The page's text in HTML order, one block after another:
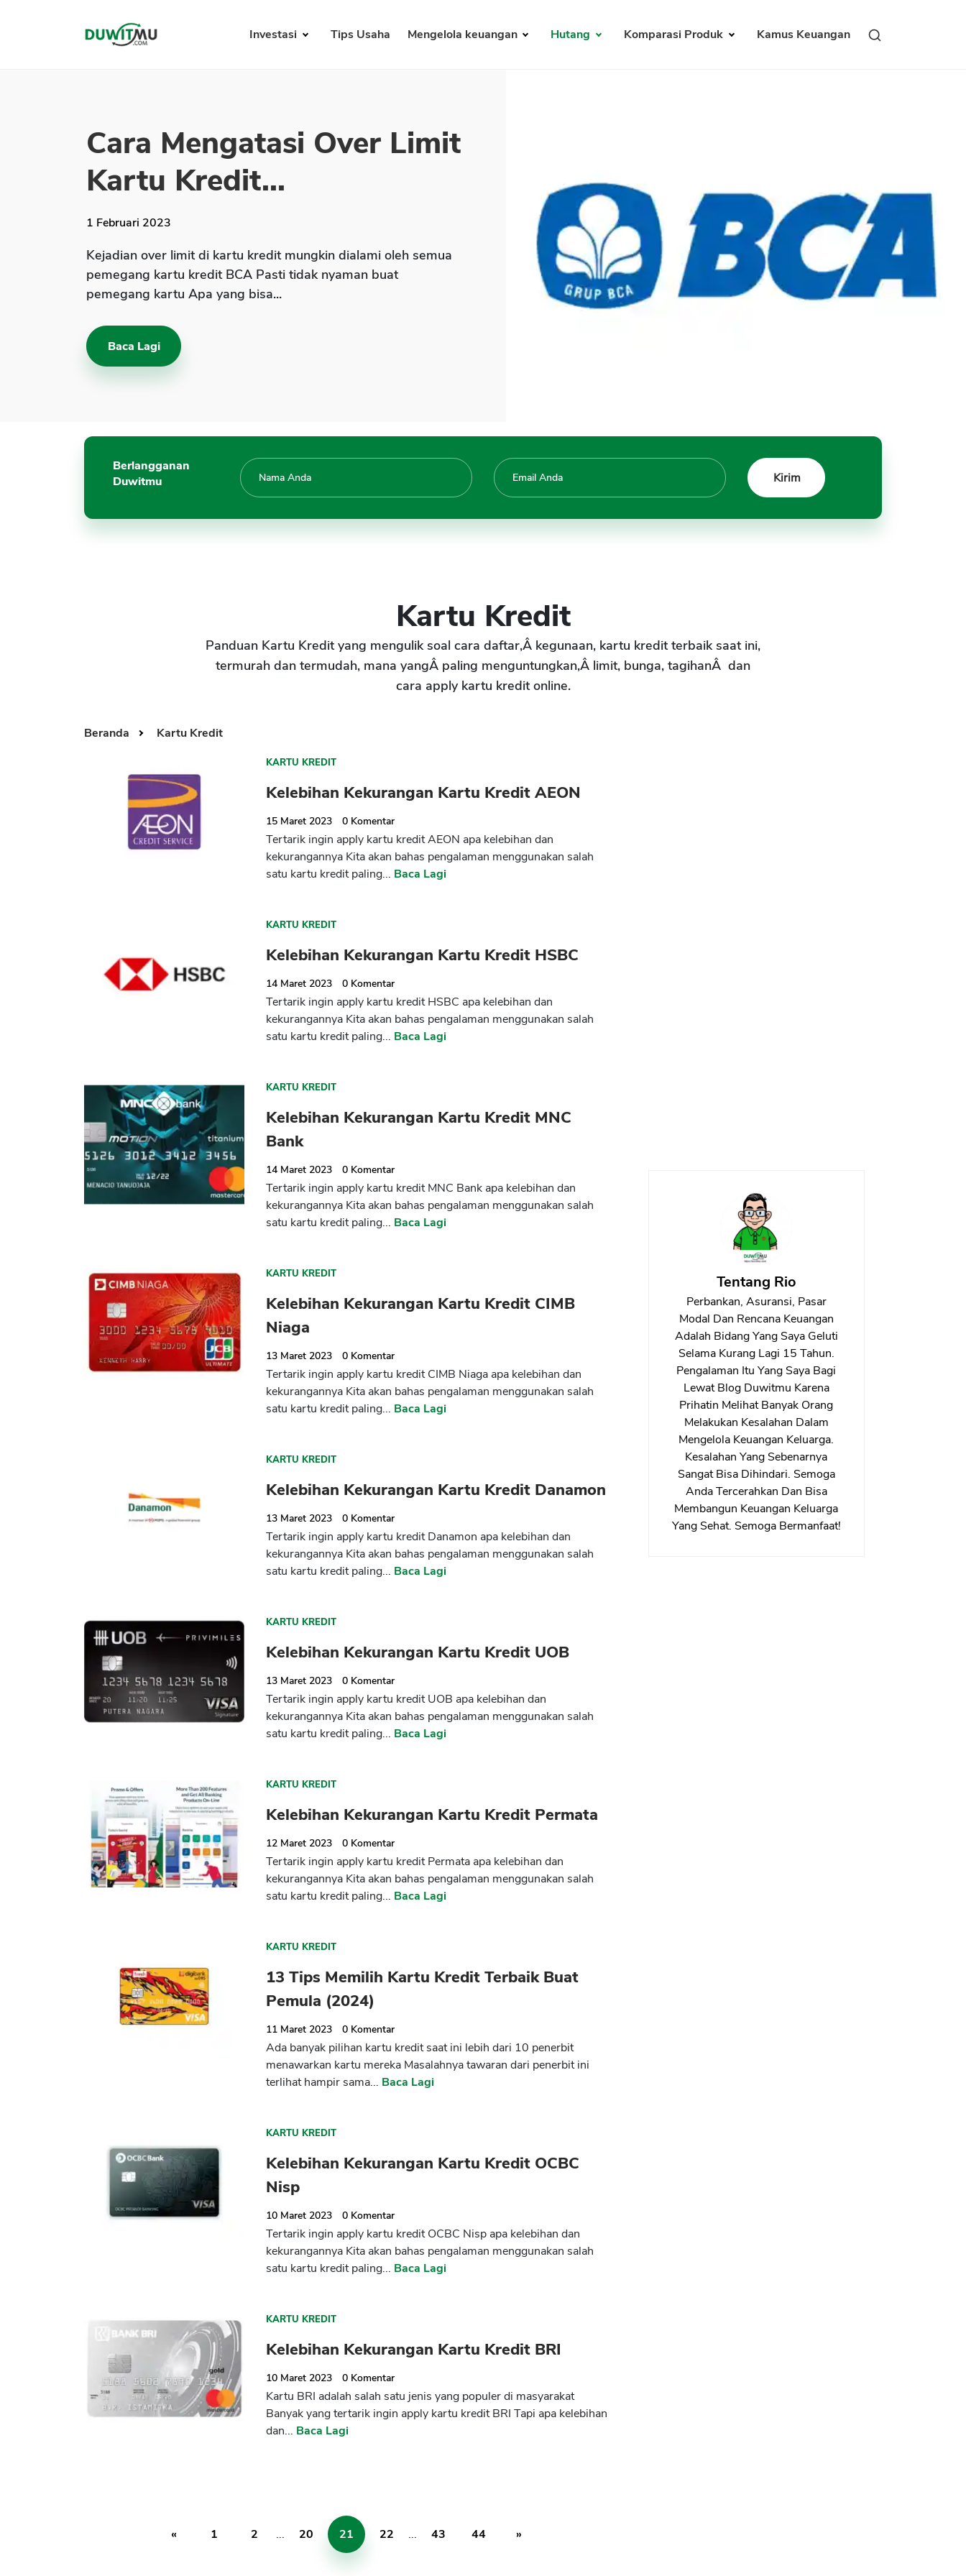
Investasi Tips Usaha Mengelola keuangan Hutang Komparasi Produk Kamus Keuangan
Cara Mengatasi Over Limit
Kartu Kredit...
1 Februari 2023
Kejadian over limit di kartu kredit mungkin dialami oleh semua
pemegang kartu kredit BCA Pasti tidak nyaman buat
pemegang kartu Apa yang bisa...
Baca Lagi
Berlangganan
Duwitmu
Kartu Kredit
Panduan Kartu Kredit yang mengulik soal cara daftar,Â kegunaan, kartu kredit terbaik saat ini,
termurah dan termudah, mana yangÂ paling menguntungkan,Â limit, bunga, tagihanÂ dan
cara apply kartu kredit online.
Beranda Kartu Kredit
KARTU KREDIT
Kelebihan Kekurangan Kartu Kredit AEON
15 Maret 2023 0 Komentar
Tertarik ingin apply kartu kredit AEON apa kelebihan dan
kekurangannya Kita akan bahas pengalaman menggunakan salah
satu kartu kredit paling... Baca Lagi
KARTU KREDIT
Kelebihan Kekurangan Kartu Kredit HSBC
14 Maret 2023 0 Komentar
Tertarik ingin apply kartu kredit HSBC apa kelebihan dan
kekurangannya Kita akan bahas pengalaman menggunakan salah
satu kartu kredit paling... Baca Lagi
KARTU KREDIT
Kelebihan Kekurangan Kartu Kredit MNC
Bank
14 Maret 2023 0 Komentar
Tertarik ingin apply kartu kredit MNC Bank apa kelebihan dan
kekurangannya Kita akan bahas pengalaman menggunakan salah
satu kartu kredit paling... Baca Lagi
KARTU KREDIT
Kelebihan Kekurangan Kartu Kredit CIMB
Niaga
13 Maret 2023 0 Komentar
Tertarik ingin apply kartu kredit CIMB Niaga apa kelebihan dan
kekurangannya Kita akan bahas pengalaman menggunakan salah
satu kartu kredit paling... Baca Lagi
KARTU KREDIT
Kelebihan Kekurangan Kartu Kredit Danamon
13 Maret 2023 0 Komentar
Tertarik ingin apply kartu kredit Danamon apa kelebihan dan
kekurangannya Kita akan bahas pengalaman menggunakan salah
satu kartu kredit paling... Baca Lagi
KARTU KREDIT
Kelebihan Kekurangan Kartu Kredit UOB
13 Maret 2023 0 Komentar
Tertarik ingin apply kartu kredit UOB apa kelebihan dan
kekurangannya Kita akan bahas pengalaman menggunakan salah
satu kartu kredit paling... Baca Lagi
KARTU KREDIT
Kelebihan Kekurangan Kartu Kredit Permata
12 Maret 2023 0 Komentar
Tertarik ingin apply kartu kredit Permata apa kelebihan dan
kekurangannya Kita akan bahas pengalaman menggunakan salah
satu kartu kredit paling... Baca Lagi
KARTU KREDIT
13 Tips Memilih Kartu Kredit Terbaik Buat
Pemula (2024)
11 Maret 2023 0 Komentar
Ada banyak pilihan kartu kredit saat ini lebih dari 10 penerbit
menawarkan kartu mereka Masalahnya tawaran dari penerbit ini
terlihat hampir sama... Baca Lagi
KARTU KREDIT
Kelebihan Kekurangan Kartu Kredit OCBC
Nisp
10 Maret 2023 0 Komentar
Tertarik ingin apply kartu kredit OCBC Nisp apa kelebihan dan
kekurangannya Kita akan bahas pengalaman menggunakan salah
satu kartu kredit paling... Baca Lagi
KARTU KREDIT
Kelebihan Kekurangan Kartu Kredit BRI
10 Maret 2023 0 Komentar
Kartu BRI adalah salah satu jenis yang populer di masyarakat
Banyak yang tertarik ingin apply kartu kredit BRI Tapi apa kelebihan
dan... Baca Lagi
« 1 2 ... 20 21 22 ... 43 44 »
Tentang Rio
Perbankan, Asuransi, Pasar
Modal Dan Rencana Keuangan
Adalah Bidang Yang Saya Geluti
Selama Kurang Lagi 15 Tahun.
Pengalaman Itu Yang Saya Bagi
Lewat Blog Duwitmu Karena
Prihatin Melihat Banyak Orang
Melakukan Kesalahan Dalam
Mengelola Keuangan Keluarga.
Kesalahan Yang Sebenarnya
Sangat Bisa Dihindari. Semoga
Anda Tercerahkan Dan Bisa
Membangun Keuangan Keluarga
Yang Sehat. Semoga Bermanfaat!